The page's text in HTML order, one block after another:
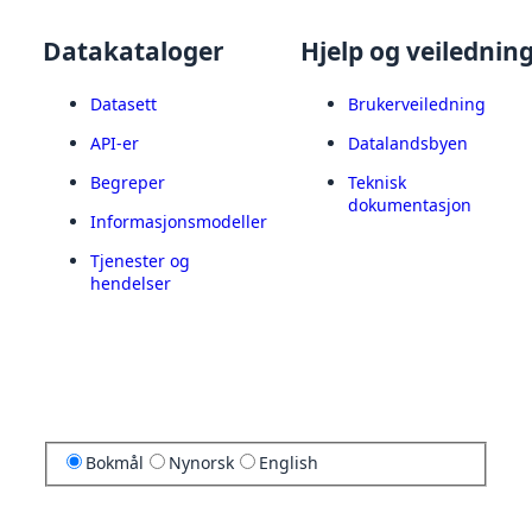
Datakataloger
Datasett
API-er
Begreper
Informasjonsmodeller
Tjenester og
hendelser
Hjelp og
Brukerveiledning
Datalandsbyen
Teknisk
dokumentasjon
Bokmål Nynorsk English